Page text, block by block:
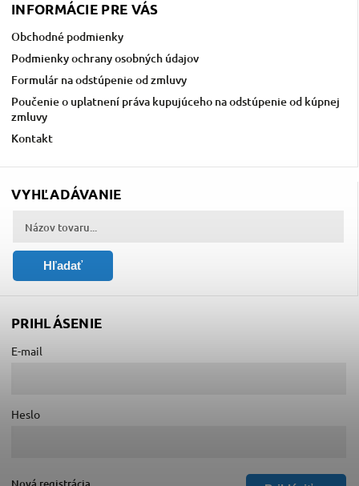
INFORMÁCIE PRE VÁS
Obchodné podmienky
Podmienky ochrany osobných údajov
Formulár na odstúpenie od zmluvy
Poučenie o uplatnení práva kupujúceho na odstúpenie od kúpnej
zmluvy
Kontakt
VYHĽADÁVANIE
Hľadať
PRIHLÁSENIE
E-mail
Heslo